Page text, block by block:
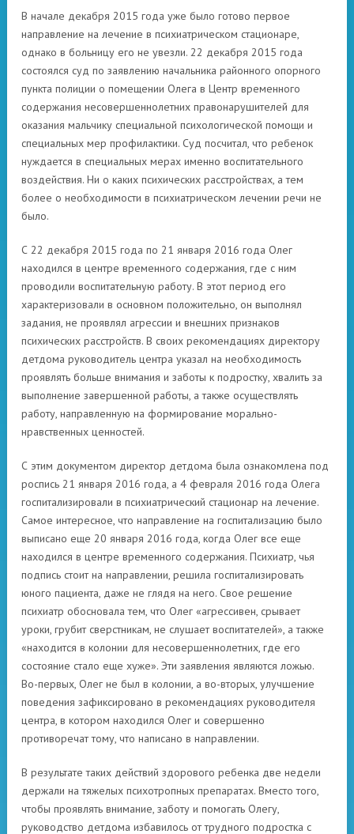
В начале декабря 2015 года уже было готово первое
направление на лечение в психиатрическом стационаре,
однако в больницу его не увезли. 22 декабря 2015 года
состоялся суд по заявлению начальника районного опорного
пункта полиции о помещении Олега в Центр временного
содержания несовершеннолетних правонарушителей для
оказания мальчику специальной психологической помощи и
специальных мер профилактики. Суд посчитал, что ребенок
нуждается в специальных мерах именно воспитательного
воздействия. Ни о каких психических расстройствах, а тем
более о необходимости в психиатрическом лечении речи не
было.
С 22 декабря 2015 года по 21 января 2016 года Олег
находился в центре временного содержания, где с ним
проводили воспитательную работу. В этот период его
характеризовали в основном положительно, он выполнял
задания, не проявлял агрессии и внешних признаков
психических расстройств. В своих рекомендациях директору
детдома руководитель центра указал на необходимость
проявлять больше внимания и заботы к подростку, хвалить за
выполнение завершенной работы, а также осуществлять
работу, направленную на формирование морально-
нравственных ценностей.
С этим документом директор детдома была ознакомлена под
роспись 21 января 2016 года, а 4 февраля 2016 года Олега
госпитализировали в психиатрический стационар на лечение.
Самое интересное, что направление на госпитализацию было
выписано еще 20 января 2016 года, когда Олег все еще
находился в центре временного содержания. Психиатр, чья
подпись стоит на направлении, решила госпитализировать
юного пациента, даже не глядя на него. Свое решение
психиатр обосновала тем, что Олег «агрессивен, срывает
уроки, грубит сверстникам, не слушает воспитателей», а также
«находится в колонии для несовершеннолетних, где его
состояние стало еще хуже». Эти заявления являются ложью.
Во-первых, Олег не был в колонии, а во-вторых, улучшение
поведения зафиксировано в рекомендациях руководителя
центра, в котором находился Олег и совершенно
противоречат тому, что написано в направлении.
В результате таких действий здорового ребенка две недели
держали на тяжелых психотропных препаратах. Вместо того,
чтобы проявлять внимание, заботу и помогать Олегу,
руководство детдома избавилось от трудного подростка с